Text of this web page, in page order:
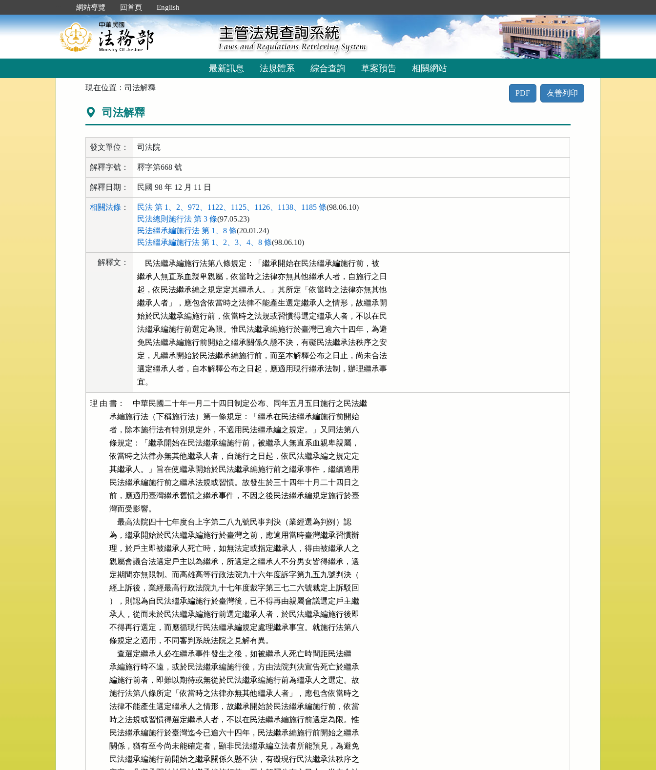
到
主
要
網站導覽 回首頁 English
最新訊息 法規體系 綜合查詢 草案預告 相關網站
現在位置：司法解釋
PDF 友善列印
司法解釋
發文單位： 司法院
解釋字號： 釋字第668 號
解釋日期： 民國 98 年 12 月 11 日
相關法條 ： 民法 第 1、2、972、1122、1125、1126、1138、1185 條(98.06.10)
民法總則施行法 第 3 條(97.05.23)
民法繼承編施行法 第 1、8 條(20.01.24)
民法繼承編施行法 第 1、2、3、4、8 條(98.06.10)
解釋文：
    民法繼承編施行法第八條規定：「繼承開始在民法繼承編施行前，被
繼承人無直系血親卑親屬，依當時之法律亦無其他繼承人者，自施行之日
起，依民法繼承編之規定定其繼承人。」其所定「依當時之法律亦無其他
繼承人者」，應包含依當時之法律不能產生選定繼承人之情形，故繼承開
始於民法繼承編施行前，依當時之法規或習慣得選定繼承人者，不以在民
法繼承編施行前選定為限。惟民法繼承編施行於臺灣已逾六十四年，為避
免民法繼承編施行前開始之繼承關係久懸不決，有礙民法繼承法秩序之安
定，凡繼承開始於民法繼承編施行前，而至本解釋公布之日止，尚未合法
選定繼承人者，自本解釋公布之日起，應適用現行繼承法制，辦理繼承事
宜。
理 由 書：    中華民國二十年一月二十四日制定公布、同年五月五日施行之民法繼
          承編施行法（下稱施行法）第一條規定：「繼承在民法繼承編施行前開始
          者，除本施行法有特別規定外，不適用民法繼承編之規定。」又同法第八
          條規定：「繼承開始在民法繼承編施行前，被繼承人無直系血親卑親屬，
          依當時之法律亦無其他繼承人者，自施行之日起，依民法繼承編之規定定
          其繼承人。」旨在使繼承開始於民法繼承編施行前之繼承事件，繼續適用
          民法繼承編施行前之繼承法規或習慣。故發生於三十四年十月二十四日之
          前，應適用臺灣繼承舊慣之繼承事件，不因之後民法繼承編規定施行於臺
          灣而受影響。
              最高法院四十七年度台上字第二八九號民事判決（業經選為判例）認
          為，繼承開始於民法繼承編施行於臺灣之前，應適用當時臺灣繼承習慣辦
          理，於戶主即被繼承人死亡時，如無法定或指定繼承人，得由被繼承人之
          親屬會議合法選定戶主以為繼承，所選定之繼承人不分男女皆得繼承，選
          定期間亦無限制。而高雄高等行政法院九十六年度訴字第九五九號判決（
          經上訴後，業經最高行政法院九十七年度裁字第三七二六號裁定上訴駁回
          ），則認為自民法繼承編施行於臺灣後，已不得再由親屬會議選定戶主繼
          承人，從而未於民法繼承編施行前選定繼承人者，於民法繼承編施行後即
          不得再行選定，而應循現行民法繼承編規定處理繼承事宜。就施行法第八
          條規定之適用，不同審判系統法院之見解有異。
              查選定繼承人必在繼承事件發生之後，如被繼承人死亡時間距民法繼
          承編施行時不遠，或於民法繼承編施行後，方由法院判決宣告死亡於繼承
          編施行前者，即難以期待或無從於民法繼承編施行前為繼承人之選定。故
          施行法第八條所定「依當時之法律亦無其他繼承人者」，應包含依當時之
          法律不能產生選定繼承人之情形，故繼承開始於民法繼承編施行前，依當
          時之法規或習慣得選定繼承人者，不以在民法繼承編施行前選定為限。惟
          民法繼承編施行於臺灣迄今已逾六十四年，民法繼承編施行前開始之繼承
          關係，猶有至今尚未能確定者，顯非民法繼承編立法者所能預見，為避免
          民法繼承編施行前開始之繼承關係久懸不決，有礙現行民法繼承法秩序之
          安定，凡繼承開始於民法繼承編施行前，至本解釋公布之日止，尚未合法
          選定繼承人者，自本解釋公布之日起，應適用現行繼承法制，辦理繼承事
          宜。

                                            大法官會議主席  大法官  賴英照
                                                            大法官  謝在全
                                                                    徐璧湖
                                                                    林子儀
                                                                    許宗力
                                                                    許玉秀
                                                                    林錫堯
                                                                    池啟明
                                                                    李震山
                                                                    蔡清遊
                                                                    黃茂榮
                                                                    陳  敏
                                                                    葉百修
                                                                    陳春生
                                                                    陳新民

協同意見書                                                  大法官  許玉秀
    本席支持多數意見解釋結論，但認為解釋理由稍嫌短促，爰提出協同意見書，說
明少數意見不可採的理由，並依信賴保護原則及比例原則，撰述解釋文與解釋理由書
如下。
一、統一解釋不能沒有憲法基礎
        司法院大法官審理案件法第七條所謂的統一解釋，雖然可能只是因為司法院
    為最高司法機關，因而負有統一分歧判決的義務。但是既然所謂的分歧判決，在
    於對所適用的法律有不同的理解和詮釋，而司法院大法官職司規範審查，所以統
    一解釋法律見解，屬於司法院大法官的職權，尚不致侵害普通法院審判權。
        當不同審判系統的判決，對於所適用的法律有不同詮釋而需要統一解釋時，
    不可能不探究該法律規定的立法意旨。縱使從立法意旨已經能得出一個答案，如
    果該立法意旨有牴觸憲法意旨之處，大法官不可能依舊依據立法意旨作成解釋，
    換言之，縱使互相爭執的兩種意見，並未提及憲法意旨，除非兩種意見均符合憲
    法意旨，否則大法官不能迴避從憲法意旨解釋法律的基本立場。至於互相歧異的
    見解與憲法意旨是否不符，非經審查不能知悉，如果因為雙方沒有對於合憲與否
    進行爭執，大法官就不進行憲法審查，萬一兩種見解之一或兩種見解均與憲法意
    旨不符，則解釋基礎已經不符合憲法意旨，解釋結論也不能發生解釋的效力。因
    此認為受理統一解釋的聲請，可以不必進行憲法解釋，殊難想像。本件解釋多數
    意見雖然沒有明白指出憲法原則，但是論述基礎完全在於信賴保護原則。
二、依平等原則不能排除臺灣繼承舊慣
        少數意見似乎認為，中華民國二十年五月五日開始施行的民法繼承編施行法
    第八條所謂「當時之法律」，僅指當時民法有效施行區域的繼承法制，根本不包
    含施行當時猶在日本人統治下的臺灣繼承舊慣。三十四年十月二十五日起，民法
    繼承編適用於臺灣，並非是新舊法律的交替，而是一種「法權的變更」，法權的
    變更就是政權的轉換，既然法律得適用的政權基礎已經喪失，即必須全面適用新
    法。
        所謂法權更易，當然來自政權更迭。縱使將被取代的政權認定為非法政權，
    也不必認為包括繼承在內的一切舊有的法秩序，均屬無效（註一）。中華民國民
    法繼承編的立法者，所設想的法律適用領域，容或不及於臺灣，但必定不反對修
    正後的新法，可以適用於施行後方才納入中華民國管轄的領域（註二）。何況民
    國三十六年制憲之時，臺灣已經是中華民國領土，與其他地區適用同一部憲法，
    民法繼承編施行法第一條及第八條對於繼承編施行前舊有繼承規範的尊重，基於
    平等原則，斷無排除臺灣舊慣之理。
三、選定繼承人制度並無違反憲法基本原則的疑慮
（一）質疑舊慣就是質疑民法繼承編施行法第八條
          如果認為臺灣繼承舊慣違反男女平等、居住遷徙自由、婚姻與收養自由及
      人格自由等（註三），與現行憲法精神不符，不值得保護，也不應該持續適用
      ，則顯然必須認為民法繼承編施行法第一條及第八條的立法意旨，與憲法意旨
      不相符合，因為民法繼承編施行法第一條及第八條明白維護與現代憲法精神互
      相違背的舊繼承規範。少數意見認為民法繼承編施行法第八條合憲，僅有臺灣
      繼承舊慣的內容，不符憲法意旨而不能適用，明顯是依據憲法意旨對該條文為
      合憲限縮解釋，並不是符合立法意旨的解釋。
          至於合憲限縮解釋，並不是只有少數意見所持的一種解釋方法。雖然本院
      二十一年六月七日院字第七六二號解釋（註四）、二十一年六月十日院字第七
      六八號解釋、二十八年九月二十九日院字第一九二七號解釋、三十四年院解字
      第二九二五號解釋、三十七年二月十一日院解字第三八四二號等解釋（註五）
      均認為，如果繼承發生在民法繼承編施行前，而尚未確定繼承人，於民法繼承
      編施行後，妻仍應先為亡夫立嗣，但是也僅止於選定繼承人，是依據舊有繼承
      法秩序為之，至於繼承的內容仍須符合憲法與現行法律的規範意旨，而不可能
      容任不符合憲法保障人權意旨的制度繼續留存（註六）。同樣地，依據臺灣繼
      承舊慣選定的繼承人，不問在民法繼承編施行前或施行後選定，均不能行使與
      憲法意旨不符合的權利，單純依據繼承舊慣選定戶主繼承人，尚難認為有牴觸
      憲法之處。
          總之，正因為民法繼承編施行前所適用的繼承規範，與當時的人權觀念不
      符，方才以新繼承法加以取代，立法者在有意拋棄舊有法秩序的同時（註七）
      ，特別規定民法繼承編施行法第一條及第八條，立法意旨明顯在於使繼承開始
      於民法繼承編施行前的繼承事件，仍能適用既有的繼承法規範，不受新繼承法
      制施行的影響（註八）。因此對於繼承舊慣的批評，只能推論出的確有必要以
      新法取代舊法，但是並無法推翻民法繼承編施行法第一條及第八條，保護舊有
      繼承法秩序的意旨，也不能論證新法必須溯及適用，或新法施行後即截斷舊法
      的適用。
（二）選定戶主繼承人制度正好符合男女平等原則
          符合少數意見所稱違反男女平等的部分，其實僅及於舊有戶主繼承習慣中
      的法定繼承制度（註九），以及在民法繼承編二十年施行初期所針對的宗祧繼
      承制度。依據文獻資料，臺灣舊慣中法定戶主繼承人，以家屬且為直系血親卑
      親屬男子為限，妻或直系血親卑親屬女子並非法定繼承人（註十），的確有違
      男女平等，也剝奪妻的繼承權，與現代憲法所容許的繼承制度扞格不入。但是
      妻或女子無繼承權的不平等狀況，在臺灣舊慣中，剛好是選定繼承人制度可以
      解決的，因為選定對象並無限制，男女長幼皆可（註十一）（參見附表一）。
      所以少數意見所能質疑的，其實是法定戶主繼承所衍生的問題，與本件解釋所
      針對的選定戶主繼承人制度並無干係。
四、死亡宣告的繼承案件未必能儘早確定
        認為民法繼承編施行後，即不得再行選定繼承人的理由之一，在於繼承發生
    於繼承編施行於臺灣前，拖延至今已逾六十四年（倘自民國二十年五月五日起算
    ，已逾七十八年）而尚未確定的繼承事件，欠缺保護的必要。但是這種說法顯然
    針對繼承編施行後，方經法院裁判宣告被繼承人死亡於繼承編施行前的繼承事件
    ，採取不公平的對待。
        依照立法者的構想，民法總則施行法第三條第二項規定：「民法總則施行前
    已經過民法總則第八條所定失蹤期間者，得即為死亡之宣告，並應以民法總則施
    行之日為失蹤人死亡之時。」亦即在民法總則施行後，法院縱使為死亡宣告裁判
    ，也應該以民法總則施行日為死亡宣告日，宣告死亡而同時發生的繼承事件，應
    該適用現行的民法繼承編規定，無適用舊法的餘地。
        但是戰爭的來臨，開啟一個音訊渺茫、生死不明的悲劇時代。如果戰亂與隔
    離或其他的政治因素（如同本件原因事實（註十二）），導致延擱數十年之後，
    因為有確定的死亡事實，方才經由法院判決認定被繼承人逝世於繼承編施行前（
    註十三），繼承的時點雖在繼承編施行前，但被繼承人的親屬，顯然不可能在繼
    承編施行前選定繼承人。這種未儘早確定繼承人的拖延，無法歸責於一般人民，
    以此指摘死亡宣告繼承案件的利害關係人，不儘速行使權利，實屬無理的苛責。
    何況因死亡宣告，方才確定繼承開始於民法繼承編施行前的繼承事件，不可能是
    民法繼承編施行法第八條所要排除適用的對象。
五、審查準據：信賴保護原則、比例原則
        凡涉及新舊法律的交替，不管基於什麼原因，都會有憲法信賴保護原則的適
    用問題（附表二）。因為時空的轉變，現存的法律不敷使用，或與當代法律思潮
    相違背，本來即可能被淘汰，而以新法律全面取代舊法律。但是為保障人民對法
    律的忠誠與信賴，舊法律所產生的效力，並不因新法律的施行而遭到全面性的廢
    棄，人民依據舊法律所取得的有利地位，新的法律應予以尊重。不過，雖然得自
    舊法律的利益應受保護，但是穩定新的法秩序，才是法律更替最根本的目的，立
    法者自然可以對於舊有法律的適用範圍，設置一定的限制。這種限制是否適當，
    足以保護人民依據舊法所取得的法律地位，且不致影響新法秩序的建立與穩固，
    則屬於保護信賴是否符合比例原則的問題，因此需要以比例原則加以審查。
        立法者在選擇保護的手段時，可以制定舊法仍能有效適用的例外規定，亦可
    選擇給予舊法一段過渡適用期間，或者制定補償人民利益的措施規範。但是當立
    法者所制定的例外規定，因為長時間存在（註十四），而根本不是例外，或過渡
    期間過於長久，致使原先所希望儘早確立的新法秩序遲遲未能建立，均屬於立法
    者於立法時所未預見的漏洞，本院大法官在符合憲法比例原則的要求之下，自得
    進行填補。
        民法繼承編施行法第一條與第八條是典型的信賴保護條款，保護的範圍究竟
    多大，是否過度保護，正好是最高法院判例，與最高行政法院裁定及高雄高等行
    政法院判決，互有岐異所在，需要依據比例原則加以審查。
    【解釋文】
        民法繼承編施行法第八條規定：「繼承開始在民法繼承編施行前，被繼承人
    無直系血親卑親屬，依當時之法律亦無其他繼承人者，自施行之日起，依民法繼
    承編之規定定其繼承人。」乃依信賴保護原則所制定之例外規定。所謂「依當時
    之法律亦無其他繼承人者」，係指於不能依據民法繼承編施行前之繼承規範決定
    繼承人時，方得適用民法繼承編決定繼承人，故繼承開始於民法繼承編施行前，
    依當時之繼承規範得選定繼承人者，不以在民法繼承編施行前選定為限。
        惟民法繼承編所欲建立之繼承法秩序，於法律施行六十四年之後，仍然受民
    法繼承編施行前繼承規範所影響，已逾越信賴保護之必要範圍，與憲法第二十三
    條比例原則之意旨不符。考量法院判決宣告死亡於繼承編施行前者，並非皆能及
    時選定繼承人，而至今未聲請死亡宣告之情形，亦非皆有可歸責於有權聲請人之
    事由，為保護人民對於施行法第一條及第八條之信賴，尚應給予相當過渡期間，
    以為死亡宣告之聲請及繼承人之選定。故除民法繼承編施行後，由法院判決宣告
    繼承人死亡於民法繼承編施行前之情形，應自本解釋公布之日起一年內，為繼承
    人之選定外，開始於民法繼承編施行前之繼承關係，自本解釋公布之日起，應適
    用現行繼承法規辦理繼承事宜。
    【解釋理由書】
        法治國首重人民權利之維護，新舊法律更替時，為增進人民權利而制定之新
    法，本應立即發生效力。惟為維護人民對於法規範之忠誠，應保護人民對於既有
    法律規範之信賴，此即法治國之信賴保護原則。依據信賴保護原則，人民於既有
    法秩序中所取得之有利法律地位，應予以保護，所保護之幅度，應符合憲法第二
    十三條比例原則之規定。
        中華民國二十年一月二十四日制定公布，同年五月五日施行之民法繼承編施
    行法（下稱施行法）第一條規定：「繼承在民法繼承編施行前開始者，除本施行
    法有特別規定外，不適用民法繼承編之規定。」乃依信賴保護原則所制定之例外
    規定，旨在維護繼承開始於民法繼承編施行前之繼承秩序。又同法第八條規定：
    「繼承開始在民法繼承編施行前，被繼承人無直系血親卑親屬，依當時之法律亦
    無其他繼承人者，自施行之日起，依民法繼承編之規定定其繼承人。」則繼承開
    始於民法繼承編施行前之繼承事件，除不能依當時之繼承規範決定繼承人之外，
    仍應繼續適用民法繼承編施行前之繼承規範決定繼承人。故發生於三十四年十月
    二十四日之前，應適用臺灣繼承舊慣之繼承事件，不因之後民法繼承編規定施行
    於臺灣而受影響。
        依據民國三十四年十月二十四日之前適用於臺灣之繼承舊慣，財產繼承分為
    因喪失戶主權而發生之家產繼承，與因家屬之死亡而發生之私產繼承。關於家產
    繼承，除應歸屬於全體家屬所共有，尚須連結戶主權之繼承。戶主繼承制度依序
    設有法定戶主繼承、指定戶主繼承與選定戶主繼承，於戶主被繼承人死亡時，如
    無法定或指定之繼承人，被繼承人之親屬尚得舉行親屬會議，選定戶主以為追立
    繼承，選定繼承人之選定期限則無限制。況選定繼承人必在繼承事件發生之後，
    如被繼承人死亡時間距民法繼承編施行時不遠，或於民法繼承編施行後，方由法
    院裁判宣告死亡於民法繼承編施行前，即難以期待或無從於民法繼承編施行前為
    繼承人之選定。故施行法第八條所謂「依當時之法律亦無其他繼承人者」，不限
    於已經選定具有繼承人身分之情形，凡繼承開始於民法繼承編施行前者，僅於不
    能依據民法繼承編施行前之繼承規範決定繼承人時，方適用民法繼承編處理繼承
    事宜。最高法院四十七年度台上字第二八九號判決（業經選為判例），依據臺灣
    舊慣認定被繼承人於民法繼承編施行前死亡者，仍得於民法繼承編施行後，由被
    繼承人之親屬選定戶主繼承人，而無選定時間之限制，與施行法第八條規定之意
    旨，尚無不符。
        查民法繼承編施行前開始之繼承關係，於民法繼承編施行至今已逾六十四年
    之後，猶有未確定者，實非民法繼承編之立法者所能預見。而施行法第一條及第
    八條規定對於民法繼承編施行前繼承規範之保護，使得民法繼承編所欲建立之繼
    承法秩序，於法律施行六十四年之後，仍然受民法繼承編施行前繼承規範所影響
    ，已逾越信賴保護之必要範圍，與憲法第二十三條比例原則之意旨不符。惟因法
    院判決宣告死亡於繼承編施行前者，並非皆能及時選定繼承人，而至今未聲請死
    亡宣告之情形，並非皆有可歸責於有權聲請人之事由，為保護人民對於施行法第
    一條及第八條之信賴，尚應給予相當過渡期間，以為死亡宣告之聲請及繼承人之
    選定。故除民法繼承編施行後，由法院判決宣告繼承人死亡於民法繼承編施行前
    之情形，應自本解釋公布之日起一年內，為繼承人之選定外，開始於民法繼承編
    施行前之繼承關係，自本解釋公布之日起，應適用現行繼承法規辦理繼承事宜。
註一：縱使納粹的第三帝國，被戰後的德國認定為不法政權，第三帝國的所有法律制
      度，並沒有因此全部失去效力。再如東西德統一之時，同樣有法權更易的問題
      ，但是東德原有法律制度，仍然適用信賴保護原則。以墮胎罪為例，原東德刑
      法規定，在一定期限內墮胎均屬合法，西德刑法則禁止墮胎，僅於有犯罪、社
      會或醫學上的理由，無法期待孕婦繼續懷孕時，認為「無期待可能」而允許避
      難性墮胎。為避免在東德地區，原本不是犯罪的墮胎行為，因與西德結合，變
      成犯罪行為，因此兩德在墮胎罪的法律適用上，各行其是，東德地區繼續適用
      原東德刑法。參見許玉秀，兩德統一條約中若干刑事法問題的檢討，收錄於主
      觀與客觀之間，初版，1997. 09，頁 518-528。
註二：何況中華民國正史一向認為臺灣是因為不平等條約才割讓給日本，臺灣一直是
      既有的領域。
註三：法務部編，臺灣民事習慣調查報告，93  年版，頁 467  表示：「承繼戶主權
      即係承繼前戶主所行使身分上之權利義務，如（一）就家族之婚姻或收養予以
      同意之權利，（二）關於同意家族入籍或離籍之權利，（三）指定家族居所之
      權利，（四）扶養家族之義務等。」
註四：本號解釋明確表達「依當時之法律無其他可繼之人，不以已有繼承身分之事實
      為限」，表示繼承開始於民法繼承編施行前，如尚未確定繼承人，於民法繼承
      編施行後，仍可依據施行前的宗祧繼承制度確定繼承人。
註五：最高法院 47 年台上字第 289  號判例，依據臺灣舊慣，而認為選定戶主繼承
      人時間並無限制，與本院自民國 21 年至 37 年各號相關解釋意旨，顯然一致
      。至於本院各該號解釋所認可的繼承舊制與憲法意旨是否相符，不是本件聲請
      所要處理的問題。
註六：例如，宗祧繼承在現行民法下可被理解為收養。最高法院 31 年上字第 2596
      號判例：「民法上之收養，祇須合於所定之要件，並不限制其所以收養之原因
      ，故是否繼承宗祧，均可不問。」
      又雖得依宗祧繼承選定繼承人，但繼承部分可限於財產繼承，參見院字第 780
      號解釋：「宗祧繼承為新民法所不採，故在民法繼承編施行後告爭立嗣，除繼
      承開始在該編施行前者，仍應適用其當時之法律外（院字第五八六號參照），
      其餘概不得為宗祧繼承之主張，如有藉爭宗祧以爭遺產，即應專就遺產之部分
      予以審判。」
註七：所謂的舊有繼承法秩序，主要指宗祧繼承制度。關於清末、民初的宗祧繼承（
      死後立嗣）的採行與廢棄立法過程：
      （一）大清民律草案，參見司法行政部印行，中華民國民法制定史料彙編（上
            冊），1976.6，第一部分大清民律草案第四編—親屬法，頁 886-888：
            「嗣父的要件：（1） 成年、（2） 男子、（3） 已婚、（4） 無子」
            ，「嗣子的要件：（1） 男子、（2） 與嗣父同宗或親族、（3） 輩分
            相當」；頁 889：立嗣包括生前立嗣及死後立嗣。關於死後立嗣，見頁
            892 ：「第七十六條遇有左列各款情形，得準用前二條之規定為無子而
            死亡者立嗣子：一、成